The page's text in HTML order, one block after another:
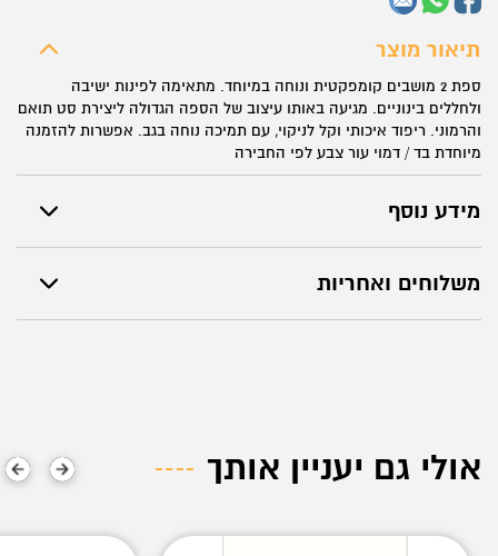
דגם
OSLO
תיאור מוצר
ספת 2 מושבים קומפקטית ונוחה במיוחד. מתאימה לפינות ישיבה
ולחללים בינוניים. מגיעה באותו עיצוב של הספה הגדולה ליצירת סט תואם
והרמוני. ריפוד איכותי וקל לניקוי, עם תמיכה נוחה בגב. אפשרות להזמנה
מיוחדת בד / דמוי עור צבע לפי החבירה
מידע נוסף
משלוחים ואחריות
אולי גם יעניין אותך